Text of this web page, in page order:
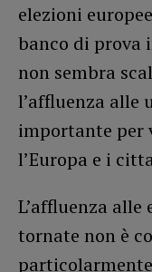
elezioni
banco di prova
non sembra
l’affluenza alle
importante per
l’Europa e i
L’affluenza
tornate non è